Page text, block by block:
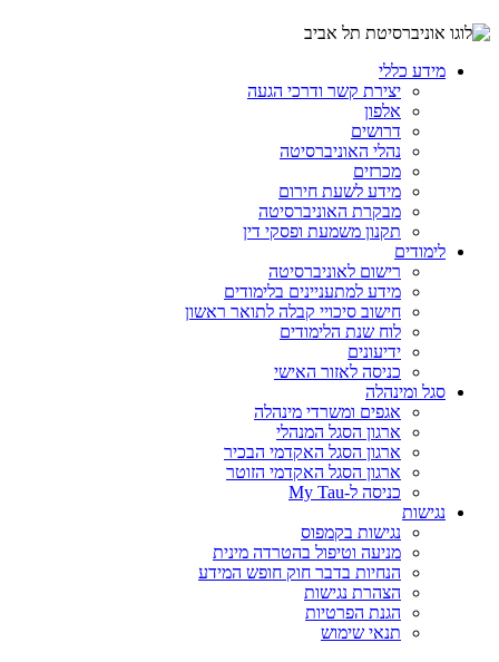
מידע כללי
יצירת קשר ודרכי הגעה
אלפון
דרושים
נהלי האוניברסיטה
מכרזים
מידע לשעת חירום
מבקרת האוניברסיטה
תקנון משמעת ופסקי דין
לימודים
רישום לאוניברסיטה
מידע למתעניינים בלימודים
חישוב סיכויי קבלה לתואר ראשון
לוח שנת הלימודים
ידיעונים
כניסה לאזור האישי
סגל ומינהלה
אגפים ומשרדי מינהלה
ארגון הסגל המנהלי
ארגון הסגל האקדמי הבכיר
ארגון הסגל האקדמי הזוטר
כניסה ל-My Tau
נגישות
נגישות בקמפוס
מניעה וטיפול בהטרדה מינית
הנחיות בדבר חוק חופש המידע
הצהרת נגישות
הגנת הפרטיות
תנאי שימוש